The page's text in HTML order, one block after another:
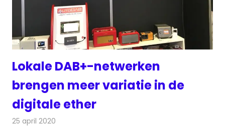
Lokale DAB+-netwerken
brengen meer variatie in de
digitale ether
25 april 2020